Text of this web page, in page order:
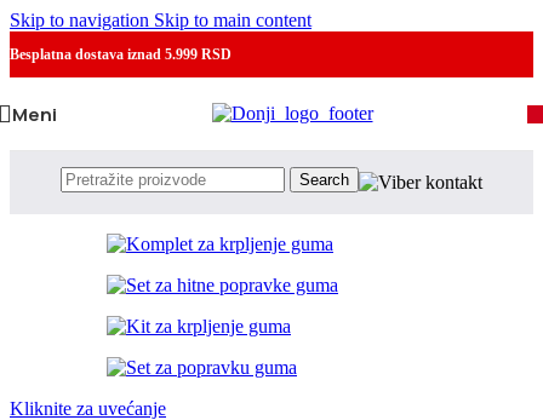
Skip to navigation Skip to main content
Besplatna dostava iznad 5.999 RSD
Meni
Search
Kliknite za uvećanje